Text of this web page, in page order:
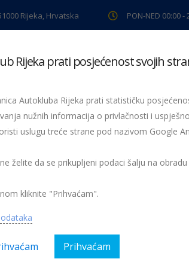
Rijeka, Hrvatska PON-NED 00:00 -
pregled Pomoć na cesti Servis
“Vidi i klikni” za 300 djece u vrtićima IMG_3262
Rijeka prati posjećenost svojih
Autokluba Rijeka prati statističku
nužnih informacija o privlačnosti i
uslugu treće strane pod nazivom Google
želite da se prikupljeni podaci šalju na
kliknite "Prihvaćam".
Prihvaćam